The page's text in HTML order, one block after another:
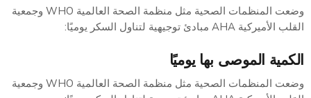
وضعت المنظمات الصحية مثل منظمة الصحة العالمية WHO وجمعية
القلب الأميركية AHA مبادئ توجيهية لتناول السكر يوميًا:
الكمية الموصى بها يوميًا
وضعت المنظمات الصحية مثل منظمة الصحة العالمية WHO وجمعية